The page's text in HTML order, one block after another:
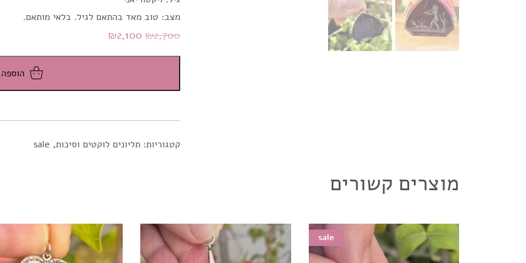
מצב: טוב מאד בהתאם לגיל. בלאי מותאם.
₪2,700
המחיר
המקורי
₪2,700.
₪2,100
הנוכחי
₪2,100.
קטגוריות: תליונים לוקטים וסיכות,
sale
מוצרים קשורים
sale
sale